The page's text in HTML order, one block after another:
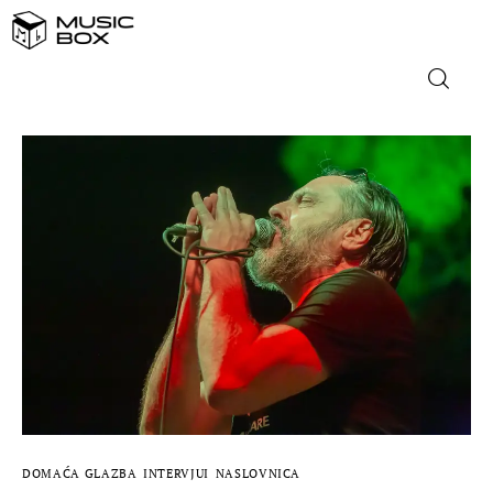
DOMAĆA GLAZBA
STRANA GLAZBA
MUSIC BOX
DOMAĆA GLAZBA INTERVJUI NASLOVNICA